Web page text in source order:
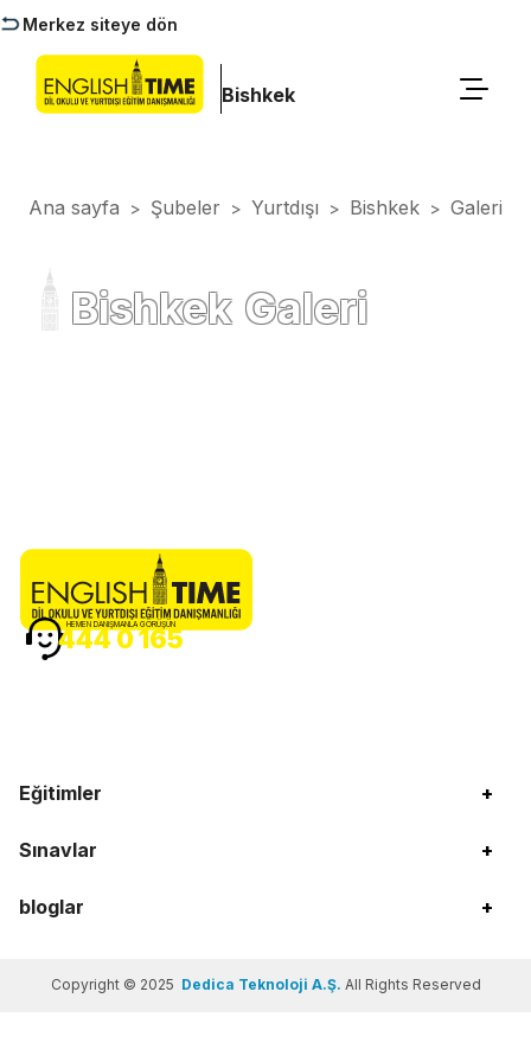
Merkez siteye dön
Bishkek
Ana sayfa > Şubeler > Yurtdışı > Bishkek > Galeri
Bishkek Galeri
Eğitimler +
Sınavlar +
bloglar +
HEMEN DANIŞMANLA GÖRÜŞÜN
444 0 165
Copyright © 2025 Dedica Teknoloji A.Ş. All Rights Reserved